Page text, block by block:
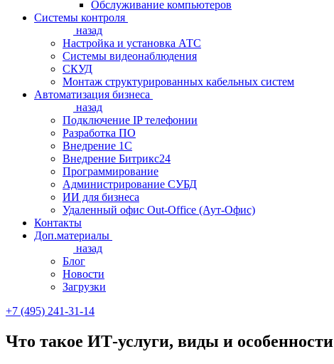
Обслуживание компьютеров
Системы контроля
назад
Настройка и установка АТС
Системы видеонаблюдения
СКУД
Монтаж структурированных кабельных систем
Автоматизация бизнеса
назад
Подключение IP телефонии
Разработка ПО
Внедрение 1С
Внедрение Битрикс24
Программирование
Администрирование СУБД
ИИ для бизнеса
Удаленный офис Out-Office (Аут-Офис)
Контакты
Доп.материалы
назад
Блог
Новости
Загрузки
+7 (495) 241-31-14
Что такое ИТ-услуги, виды и особенности